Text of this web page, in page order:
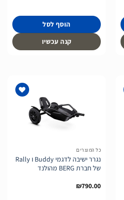
הוסף לסל
קנה עכשיו
כל המוצרים
נגרר ישיבה לדגמי Buddy ו Rally
של חברת BERG מהולנד
₪790.00